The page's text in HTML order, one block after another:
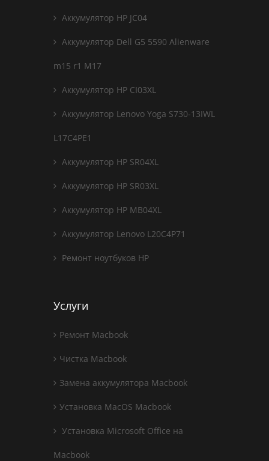
Аккумулятор HP JC04
Аккумулятор Dell G5 5590 Alienware
m15 r1 M17
Аккумулятор HP CI03XL
Аккумулятор Lenovo Yoga S730-13IWL
L17C4PE1
Аккумулятор HP SR04XL
Аккумулятор HP SR03XL
Аккумулятор HP MB04XL
Аккумулятор Lenovo L20C4P71
Ремонт ноутбуков HP
Услуги
Ремонт Macbook
Чистка Macbook
Замена аккумулятора Macbook
Установка MacOS Macbook
Установка Microsoft Office на
Macbook